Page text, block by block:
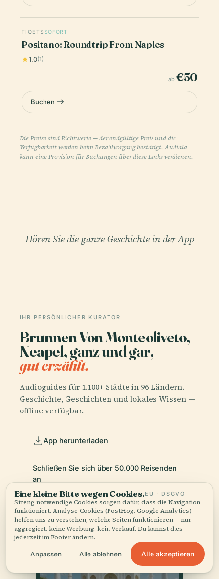
TIQETS SOFORT
Positano: Roundtrip From Naples
1.0(1)
ab €50
Buchen
Die Preise sind Richtwerte — der endgültige Preis und die
Verfügbarkeit werden beim Bezahlvorgang bestätigt. Audiala
kann eine Provision für Buchungen über diese Links verdienen.
Hören Sie die ganze Geschichte in der App
IHR PERSÖNLICHER KURATOR
Brunnen Von Monteoliveto,
Neapel, ganz und gar,
gut erzählt.
Audioguides für 1.100+ Städte in 96 Ländern.
Geschichte, Geschichten und lokales Wissen —
offline verfügbar.
App herunterladen
Schließen Sie sich über 50.000 Reisenden
an
Eine kleine Bitte wegen Cookies.EU · DSGVO
Streng notwendige Cookies sorgen dafür, dass die Navigation
funktioniert. Analyse-Cookies (PostHog, Google Analytics)
helfen uns zu verstehen, welche Seiten funktionieren — nur
aggregiert, keine Werbung, kein Verkauf. Du kannst dies
jederzeit im Footer ändern.
Anpassen Alle ablehnen Alle akzeptieren